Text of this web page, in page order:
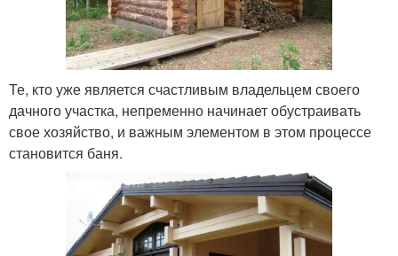
Те, кто уже является счастливым владельцем своего
дачного участка, непременно начинает обустраивать
свое хозяйство, и важным элементом в этом процессе
становится баня.